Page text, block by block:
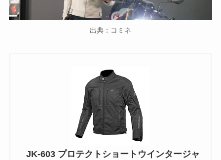
出典：コミネ
JK-603 プロテクトショートウインタージャ